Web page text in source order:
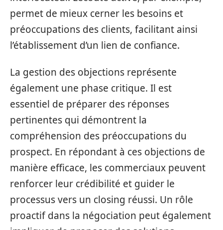
permet de mieux cerner les besoins et
préoccupations des clients, facilitant ainsi
l’établissement d’un lien de confiance.
La gestion des objections représente
également une phase critique. Il est
essentiel de préparer des réponses
pertinentes qui démontrent la
compréhension des préoccupations du
prospect. En répondant à ces objections de
manière efficace, les commerciaux peuvent
renforcer leur crédibilité et guider le
processus vers un closing réussi. Un rôle
proactif dans la négociation peut également